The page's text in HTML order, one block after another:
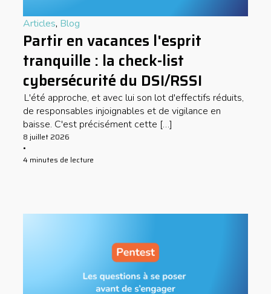
Articles, Blog
Partir en vacances l'esprit
tranquille : la check-list
cybersécurité du DSI/RSSI
L'été approche, et avec lui son lot d'effectifs réduits,
de responsables injoignables et de vigilance en
baisse. C'est précisément cette […]
8 juillet 2026
•
4 minutes de lecture